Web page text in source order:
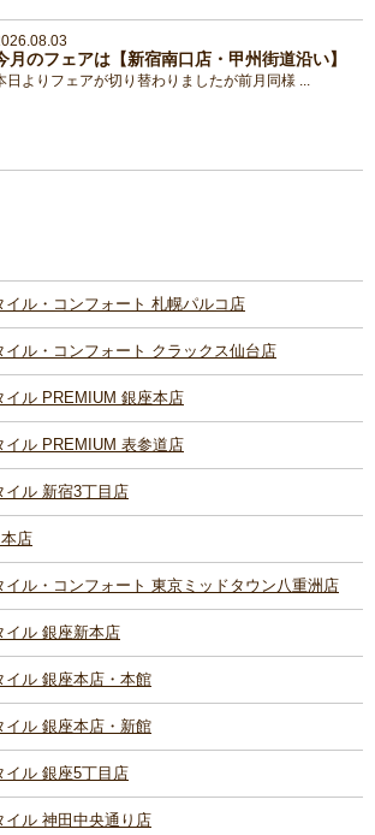
月のフェアは【新宿南口店・甲州街道沿い】
日よりフェアが切り替わりましたが前月同様 ...
ル・コンフォート 札幌パルコ店
ル・コンフォート クラックス仙台店
イル PREMIUM 銀座本店
イル PREMIUM 表参道店
イル 新宿3丁目店
店
ル・コンフォート 東京ミッドタウン八重洲店
イル 銀座新本店
イル 銀座本店・本館
イル 銀座本店・新館
イル 銀座5丁目店
イル 神田中央通り店